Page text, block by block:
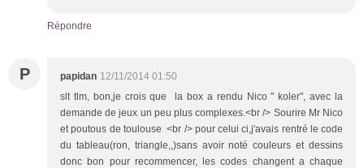
Répondre
P papidan 12/11/2014 01:50
slt tlm, bon,je crois que la box a rendu Nico " koler", avec la
demande de jeux un peu plus complexes.<br /> Sourire Mr Nico
et poutous de toulouse <br /> pour celui ci,j'avais rentré le code
du tableau(ron, triangle,,)sans avoir noté couleurs et dessins
donc bon pour recommencer, les codes changent a chaque